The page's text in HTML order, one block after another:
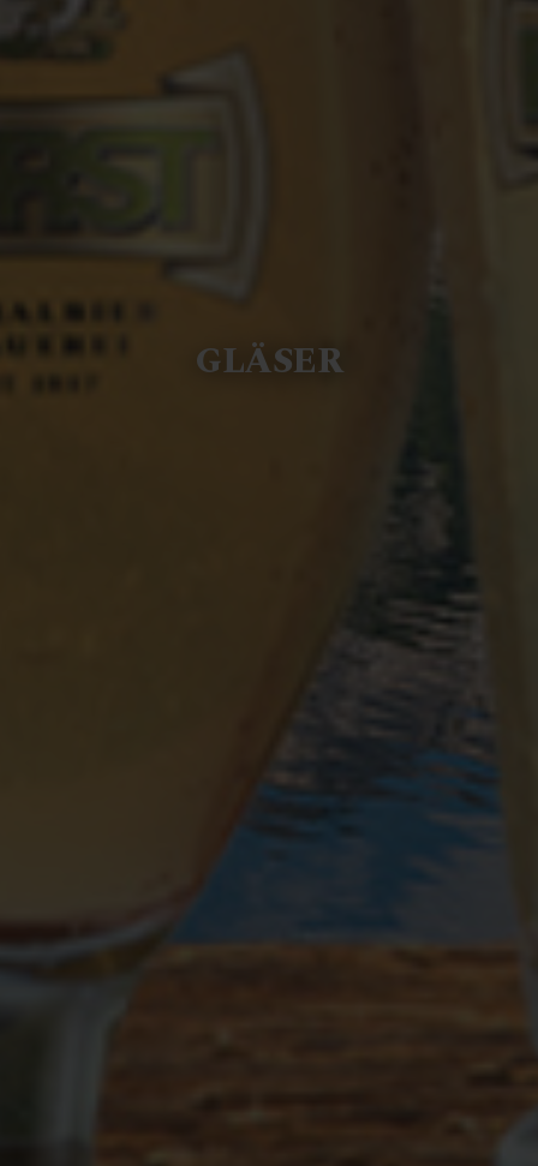
GLÄSER